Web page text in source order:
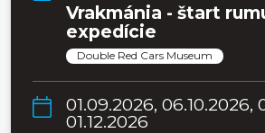
Vrakmánia - štart
expedície
Double Red Cars Museum
01.09.2026, 06.10.2026,
01.12.2026